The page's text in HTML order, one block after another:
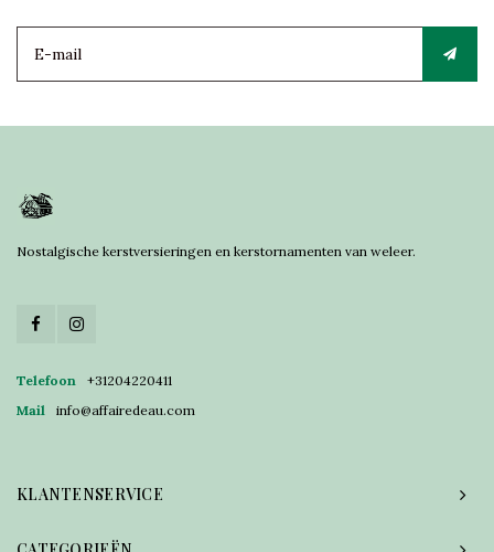
Nostalgische kerstversieringen en kerstornamenten van weleer.
Telefoon
+31204220411
Mail
info@affairedeau.com
KLANTENSERVICE